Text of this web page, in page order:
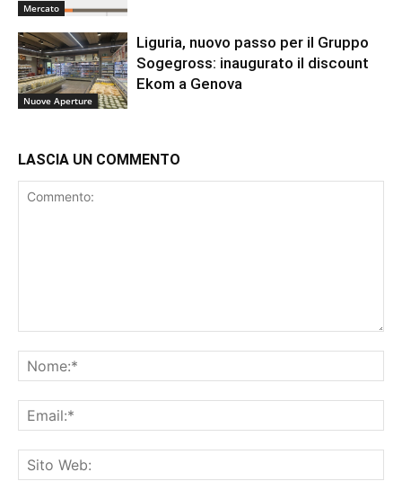
Mercato
Nuove Aperture
Liguria, nuovo passo per il Gruppo
Sogegross: inaugurato il discount
Ekom a Genova
LASCIA UN COMMENTO